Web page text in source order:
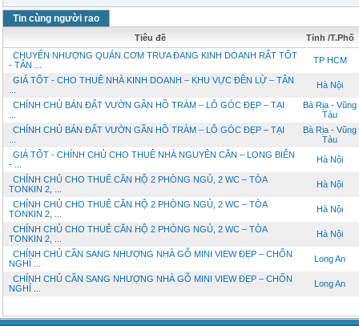
Tin cùng người rao
Tiêu đề
Tỉnh /T.Phố
CHUYỂN NHƯỢNG QUÁN CƠM TRƯA ĐANG KINH DOANH RẤT TỐT
- TÂN ...
TP HCM
GIÁ TỐT - CHO THUÊ NHÀ KINH DOANH – KHU VỰC ĐỀN LỪ – TÂN
Hà Nội
CHÍNH CHỦ BÁN ĐẤT VƯỜN GẦN HỒ TRÀM – LÔ GÓC ĐẸP – TẠI
Bà Rịa - Vũng
Tàu
CHÍNH CHỦ BÁN ĐẤT VƯỜN GẦN HỒ TRÀM – LÔ GÓC ĐẸP – TẠI
Bà Rịa - Vũng
Tàu
GIÁ TỐT - CHÍNH CHỦ CHO THUÊ NHÀ NGUYÊN CĂN – LONG BIÊN
- ...
Hà Nội
CHÍNH CHỦ CHO THUÊ CĂN HỘ 2 PHÒNG NGỦ, 2 WC – TÒA
TONKIN 2, ...
Hà Nội
CHÍNH CHỦ CHO THUÊ CĂN HỘ 2 PHÒNG NGỦ, 2 WC – TÒA
TONKIN 2, ...
Hà Nội
CHÍNH CHỦ CHO THUÊ CĂN HỘ 2 PHÒNG NGỦ, 2 WC – TÒA
TONKIN 2, ...
Hà Nội
CHÍNH CHỦ CẦN SANG NHƯỢNG NHÀ GỖ MINI VIEW ĐẸP – CHỐN
NGHỈ ...
Long An
CHÍNH CHỦ CẦN SANG NHƯỢNG NHÀ GỖ MINI VIEW ĐẸP – CHỐN
NGHỈ ...
Long An